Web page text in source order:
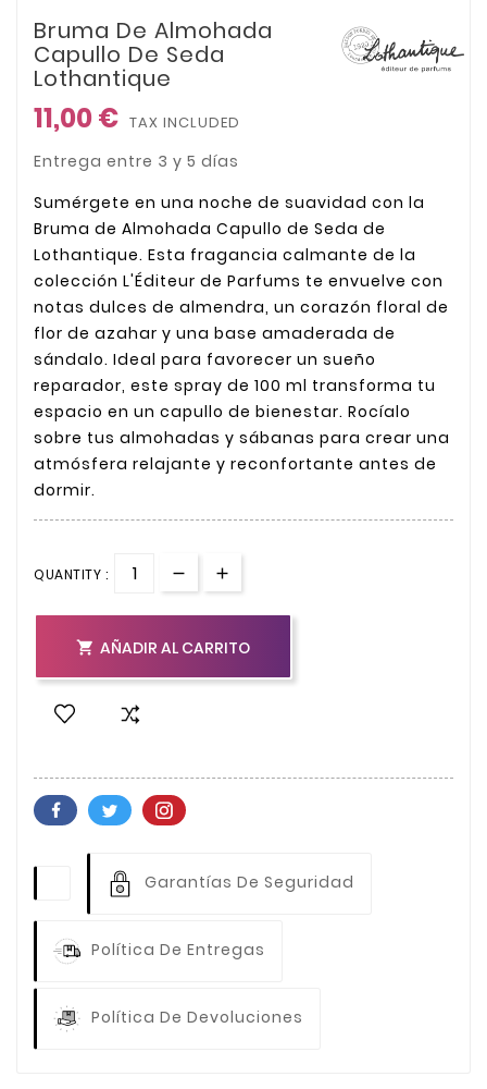
Bruma De Almohada
Capullo De Seda
Lothantique
11,00 € TAX INCLUDED
Entrega entre 3 y 5 días
Sumérgete en una noche de suavidad con la
Bruma de Almohada Capullo de Seda de
Lothantique. Esta fragancia calmante de la
colección L'Éditeur de Parfums te envuelve con
notas dulces de almendra, un corazón floral de
flor de azahar y una base amaderada de
sándalo. Ideal para favorecer un sueño
reparador, este spray de 100 ml transforma tu
espacio en un capullo de bienestar. Rocíalo
sobre tus almohadas y sábanas para crear una
atmósfera relajante y reconfortante antes de
dormir.
QUANTITY :
 AÑADIR AL CARRITO
Garantías De Seguridad
Política De Entregas
Política De Devoluciones